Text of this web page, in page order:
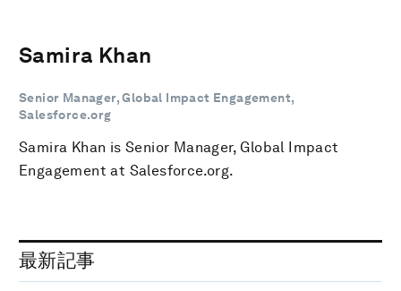
Samira Khan
Senior Manager, Global Impact Engagement,
Salesforce.org
Samira Khan is Senior Manager, Global Impact
Engagement at Salesforce.org.
最新記事